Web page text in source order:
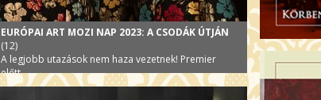
EURÓPAI ART MOZI NAP 2023: A CSODÁK ÚTJÁN
(12)
A legjobb utazások nem haza vezetnek! Premier
előtt.